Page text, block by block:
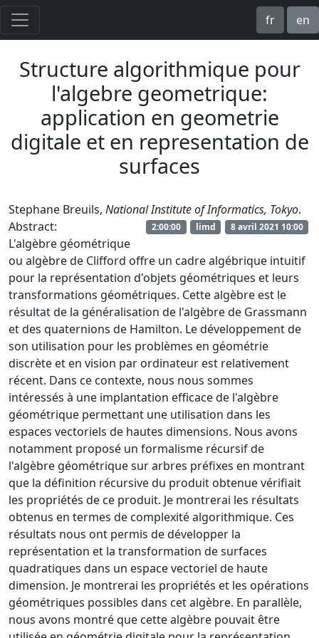
fr en
Structure algorithmique pour
l'algebre geometrique:
application en geometrie
digitale et en representation de
surfaces
Stephane Breuils, National Institute of Informatics, Tokyo.
8 avril 2021 10:00
limd
2:00:00
Abstract:
L'algèbre géométrique
ou algèbre de Clifford offre un cadre algébrique intuitif
pour la représentation d'objets géométriques et leurs
transformations géométriques. Cette algèbre est le
résultat de la généralisation de l'algèbre de Grassmann
et des quaternions de Hamilton. Le développement de
son utilisation pour les problèmes en géométrie
discrète et en vision par ordinateur est relativement
récent. Dans ce contexte, nous nous sommes
intéressés à une implantation efficace de l'algèbre
géométrique permettant une utilisation dans les
espaces vectoriels de hautes dimensions. Nous avons
notamment proposé un formalisme récursif de
l'algèbre géométrique sur arbres préfixes en montrant
que la définition récursive du produit obtenue vérifiait
les propriétés de ce produit. Je montrerai les résultats
obtenus en termes de complexité algorithmique. Ces
résultats nous ont permis de développer la
représentation et la transformation de surfaces
quadratiques dans un espace vectoriel de haute
dimension. Je montrerai les propriétés et les opérations
géométriques possibles dans cet algèbre. En parallèle,
nous avons montré que cette algèbre pouvait être